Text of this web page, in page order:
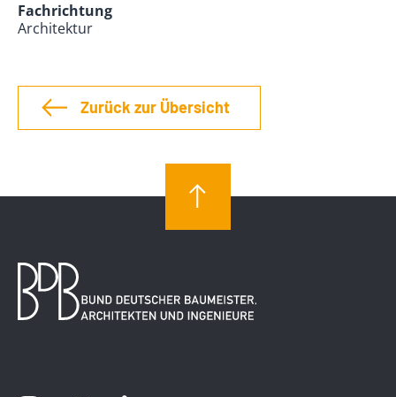
Fachrichtung
Architektur
Zurück zur Übersicht